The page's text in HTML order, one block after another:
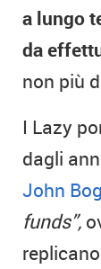
a lungo
da
non più
I Lazy
dagli
John
funds”,